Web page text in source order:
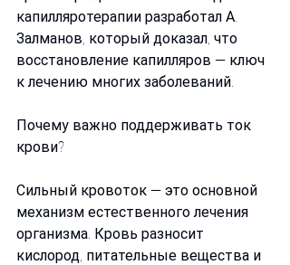
капилляротерапии разработал А.
Залманов, который доказал, что
восстановление капилляров — ключ
к лечению многих заболеваний.
Почему важно поддерживать ток
крови?
Сильный кровоток — это основной
механизм естественного лечения
организма. Кровь разносит
кислород, питательные вещества и